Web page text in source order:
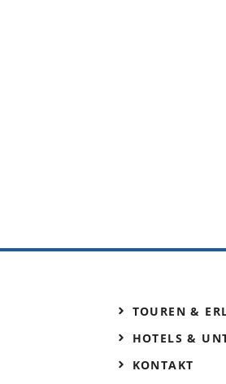
TOUREN &
HOTELS &
KONTAKT